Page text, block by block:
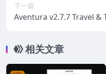
下一篇
Aventura v2.7.7 Travel &
相关文章